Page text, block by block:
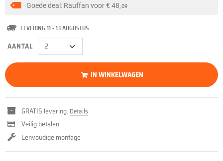
Goede deal: Rauffan voor€ 48,09
LEVERING 11 - 13 AUGUSTUS
AANTAL
IN WINKELWAGEN
GRATIS levering. Details
Veilig betalen
Eenvoudige montage